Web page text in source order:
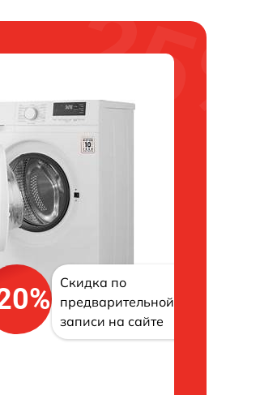
Скидка по
предварительной
записи на сайте